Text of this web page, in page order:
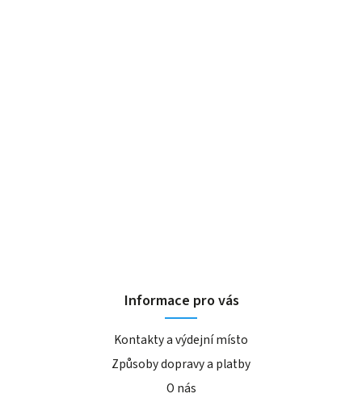
Informace pro vás
Kontakty a výdejní místo
Způsoby dopravy a platby
O nás